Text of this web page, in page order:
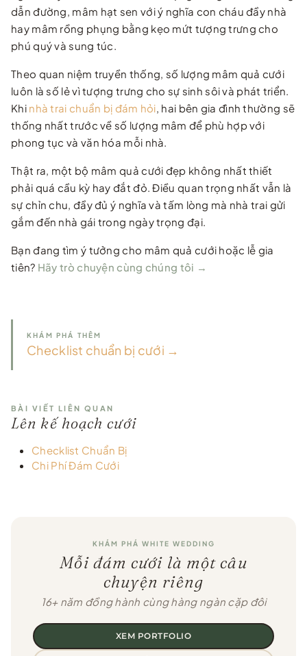
dẫn đường, mâm hạt sen với ý nghĩa con cháu đầy nhà
hay mâm rồng phụng bằng kẹo mứt tượng trưng cho
phú quý và sung túc.
Theo quan niệm truyền thống, số lượng mâm quả cưới
luôn là số lẻ vì tượng trưng cho sự sinh sôi và phát triển.
Khi nhà trai chuẩn bị đám hỏi, hai bên gia đình thường sẽ
thống nhất trước về số lượng mâm để phù hợp với
phong tục và văn hóa mỗi nhà.
Thật ra, một bộ mâm quả cưới đẹp không nhất thiết
phải quá cầu kỳ hay đắt đỏ. Điều quan trọng nhất vẫn là
sự chỉn chu, đầy đủ ý nghĩa và tấm lòng mà nhà trai gửi
gắm đến nhà gái trong ngày trọng đại.
Bạn đang tìm ý tưởng cho mâm quả cưới hoặc lễ gia
tiên? Hãy trò chuyện cùng chúng tôi →
KHÁM PHÁ THÊM
Checklist chuẩn bị cưới →
BÀI VIẾT LIÊN QUAN
Lên kế hoạch cưới
Checklist Chuẩn Bị
Chi Phí Đám Cưới
KHÁM PHÁ WHITE WEDDING
Mỗi đám cưới là một câu
chuyện riêng
16+ năm đồng hành cùng hàng ngàn cặp đôi
XEM PORTFOLIO